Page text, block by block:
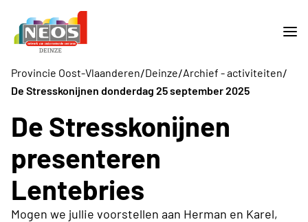
Provincie Oost-Vlaanderen/Deinze/Archief - activiteiten/
De Stresskonijnen donderdag 25 september 2025
De Stresskonijnen
presenteren
Lentebries
Mogen we jullie voorstellen aan Herman en Karel,